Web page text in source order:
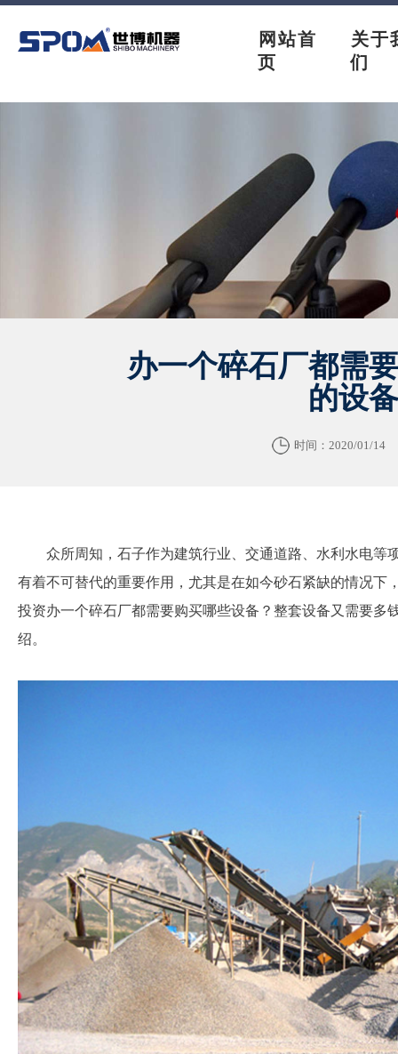
网站首
页
关于
们
办一个碎石厂都需
的设
时间：2020/01/14
众所周知，石子作为建筑行业、交通道路、水利水电等
有着不可替代的重要作用，尤其是在如今砂石紧缺的情况下
投资办一个碎石厂都需要购买哪些设备？整套设备又需要多
绍。